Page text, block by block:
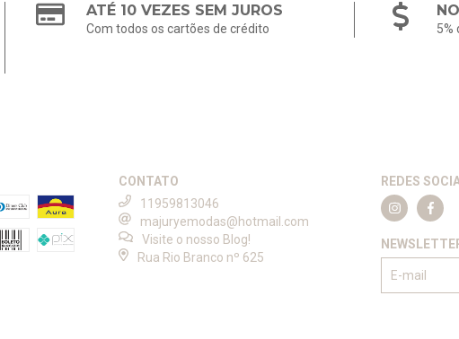
ATÉ 10 VEZES SEM JUROS
Com todos os cartões de crédito 5%
CONTATO
11959813046
majuryemodas@hotmail.com
Visite o nosso Blog!
Rua Rio Branco nº 625
REDES